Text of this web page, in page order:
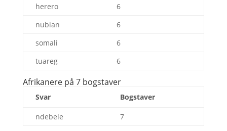
herero
6
nubian
6
somali
6
tuareg
6
Afrikanere på 7 bogstaver
Svar Bogstaver
ndebele 7